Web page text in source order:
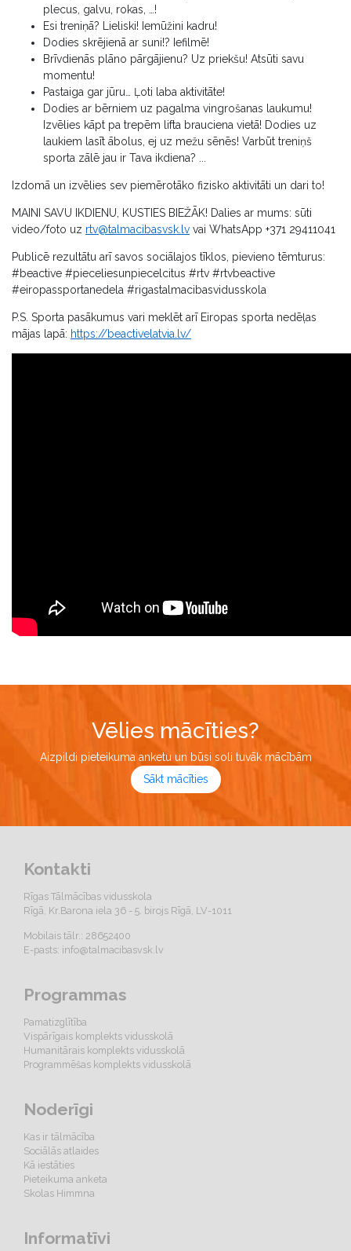
plecus, galvu, rokas, …!
Esi treniņā? Lieliski! Iemūžini kadru!
Dodies skrējienā ar suni!? Iefilmē!
Brīvdienās plāno pārgājienu? Uz priekšu! Atsūti savu
momentu!
Pastaiga gar jūru… Ļoti laba aktivitāte!
Dodies ar bērniem uz pagalma vingrošanas laukumu!
Izvēlies kāpt pa trepēm lifta brauciena vietā! Dodies uz
laukiem lasīt ābolus, ej uz mežu sēnēs! Varbūt treniņš
sporta zālē jau ir Tava ikdiena? ...
Izdomā un izvēlies sev piemērotāko fizisko aktivitāti un dari to!
MAINI SAVU IKDIENU, KUSTIES BIEŽĀK! Dalies ar mums: sūti
video/foto uz rtv@talmacibasvsk.lv vai WhatsApp +371 29411041
Publicē rezultātu arī savos sociālajos tīklos, pievieno tēmturus:
#beactive #pieceliesunpiecelcitus #rtv #rtvbeactive
#eiropassportanedela #rigastalmacibasvidusskola
P.S. Sporta pasākumus vari meklēt arī Eiropas sporta nedēļas
mājas lapā: https://beactivelatvia.lv/
Vēlies mācīties?
Aizpildi pieteikuma anketu un būsi soli tuvāk mācībām
Sākt mācīties
Kontakti
Rīgas Tālmācības vidusskola
Rīgā, Kr.Barona iela 36 - 5. birojs Rīgā, LV-1011
Mobilais tālr.: 28652400
E-pasts: info@talmacibasvsk.lv
Programmas
Pamatizglītība
Vispārīgais komplekts vidusskolā
Humanitārais komplekts vidusskolā
Programmēšas komplekts vidusskolā
Noderīgi
Kas ir tālmācība
Sociālās atlaides
Kā iestāties
Pieteikuma anketa
Skolas Himmna
Informatīvi